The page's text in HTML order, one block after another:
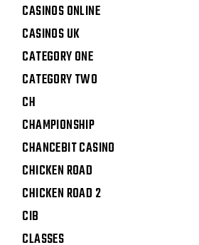
CASINOS ONLINE
CASINOS UK
CATEGORY ONE
CATEGORY TWO
CH
CHAMPIONSHIP
CHANCEBIT CASINO
CHICKEN ROAD
CHICKEN ROAD 2
CIB
CLASSES